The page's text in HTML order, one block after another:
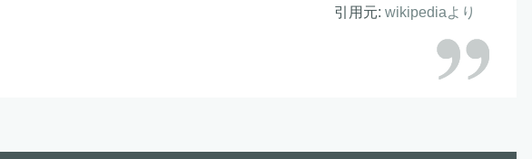
引用元: wikipediaより